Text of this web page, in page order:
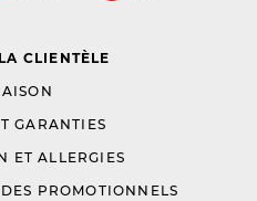
CLIENTÈLE
GARANTIES
ET ALLERGIES
PROMOTIONNELS